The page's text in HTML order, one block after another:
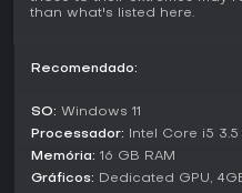
usando peças avançadas
As novidades mais recentes
nos motores, ampliando a
mudanças partem da fase
elogiou as bases sólidas
desempenho em hardware.
than what's listed here.
Recomendado:
SO: Windows 11
Processador: Intel Core i5 3.5
Memória: 16 GB RAM
Gráficos: Dedicated GPU,